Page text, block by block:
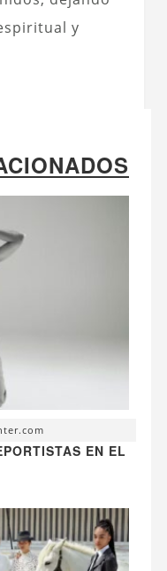
y
EN EL